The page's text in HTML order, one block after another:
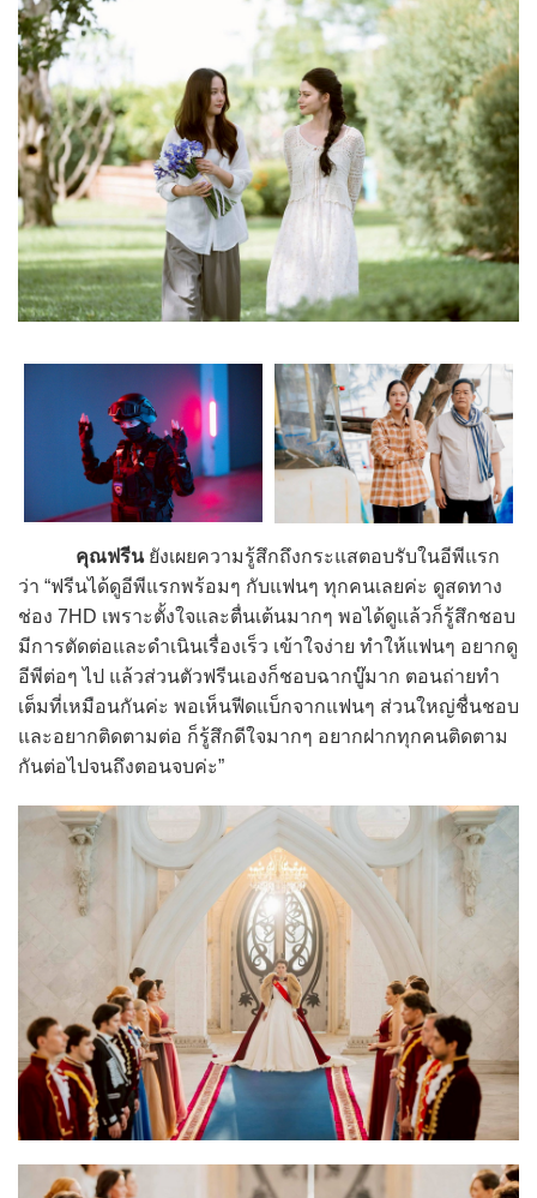
คุณฟรีนยังเผยความรู้สึกถึงกระแสตอบรับในอีพีแรก
ว่า “ฟรีนได้ดูอีพีแรกพร้อมๆ กับแฟนๆ ทุกคนเลยค่ะ ดูสดทาง
ช่อง 7HD เพราะตั้งใจและตื่นเต้นมากๆ พอได้ดูแล้วก็รู้สึกชอบ
มีการตัดต่อและดำเนินเรื่องเร็ว เข้าใจง่าย ทำให้แฟนๆ อยากดู
อีพีต่อๆ ไป แล้วส่วนตัวฟรีนเองก็ชอบฉากบู๊มาก ตอนถ่ายทำ
เต็มที่เหมือนกันค่ะ พอเห็นฟีดแบ็กจากแฟนๆ ส่วนใหญ่ชื่นชอบ
และอยากติดตามต่อ ก็รู้สึกดีใจมากๆ อยากฝากทุกคนติดตาม
กันต่อไปจนถึงตอนจบค่ะ”